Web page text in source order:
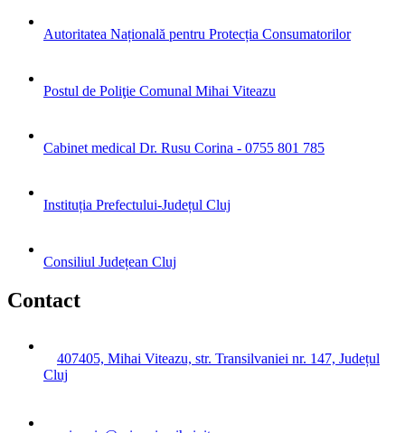
Autoritatea Națională pentru Protecția Consumatorilor
Postul de Poliţie Comunal Mihai Viteazu
Cabinet medical Dr. Rusu Corina - 0755 801 785
Instituția Prefectului-Județul Cluj
Consiliul Județean Cluj
Contact
407405, Mihai Viteazu, str. Transilvaniei nr. 147, Județul
Cluj